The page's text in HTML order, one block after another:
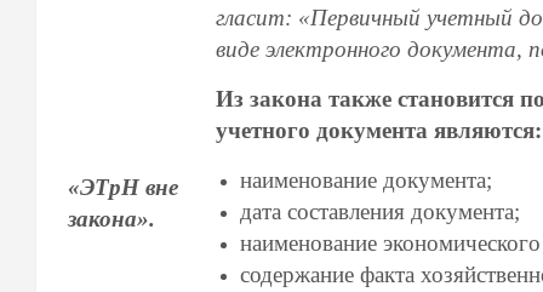
«ЭТрН вне
закона».
гласит: «Первичный учетный
виде электронного документа,
Из закона также становится
учетного документа являются:
наименование документа;
дата составления документа;
наименование
содержание факта